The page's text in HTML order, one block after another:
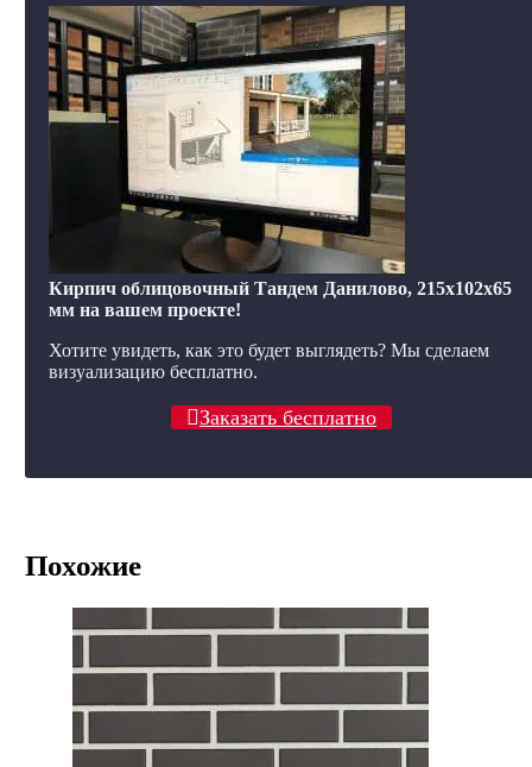
Кирпич облицовочный Тандем Данилово, 215x102x65
мм на вашем проекте!
Хотите увидеть, как это будет выглядеть? Мы сделаем
визуализацию бесплатно.
Заказать бесплатно
Похожие